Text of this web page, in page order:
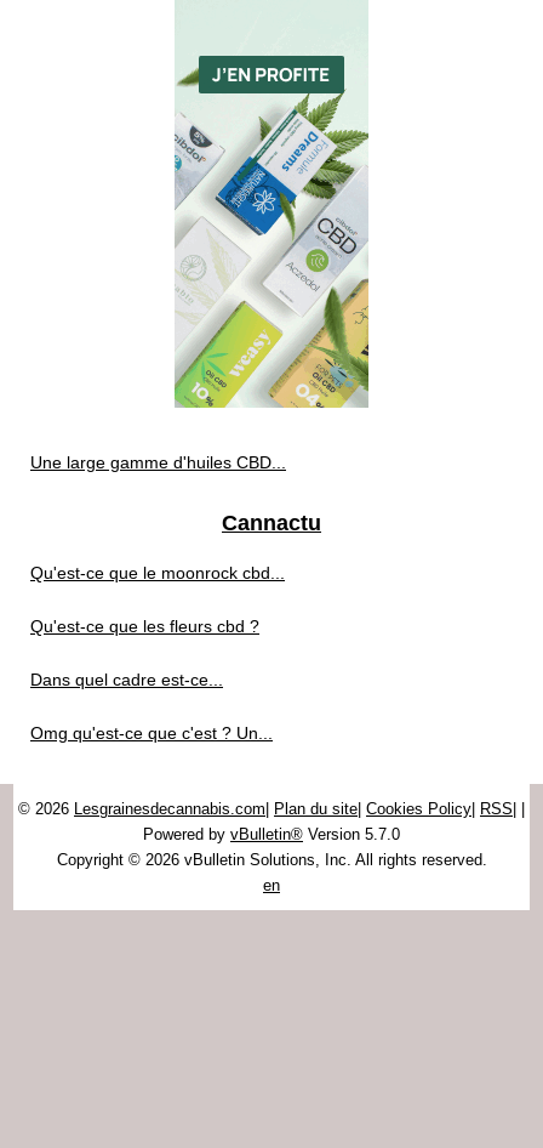
Une large gamme d'huiles CBD...
Cannactu
Qu'est-ce que le moonrock cbd...
Qu'est-ce que les fleurs cbd ?
Dans quel cadre est-ce...
Omg qu'est-ce que c'est ? Un...
© 2026 Lesgrainesdecannabis.com Plan du site Cookies Policy RSS
Powered by vBulletin® Version 5.7.0
Copyright © 2026 vBulletin Solutions, Inc. All rights reserved.
en